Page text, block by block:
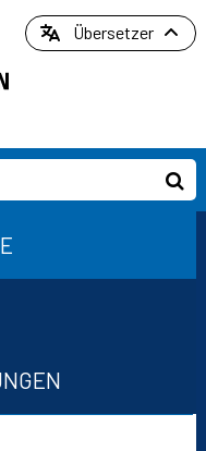
Übersetzer